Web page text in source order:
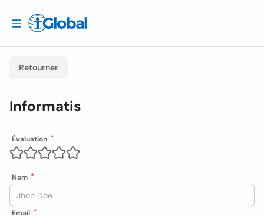
Retourner
Informatis
Évaluation
Nom
Email